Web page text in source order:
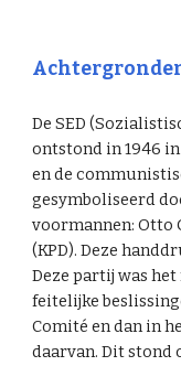
De SED
ontstond in 1946
en de
gesymboliseerd
voormannen: Otto
(KPD). Deze
Deze partij was
feitelijke
Comité en dan in
daarvan. Dit stond